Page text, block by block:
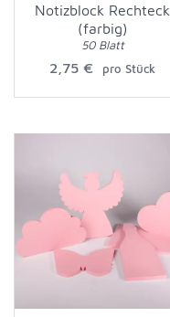
Notizblock Rechteck
(farbig)
50 Blatt
2,75 € pro Stück